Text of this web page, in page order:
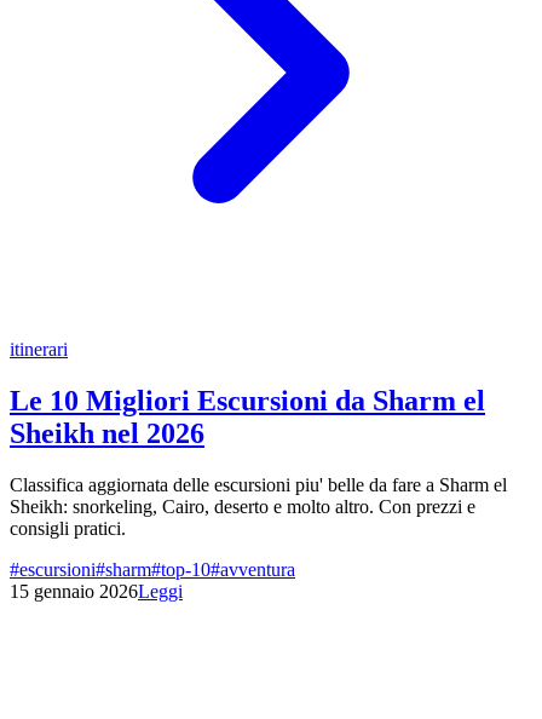
itinerari
Le 10 Migliori Escursioni da Sharm el
Sheikh nel 2026
Classifica aggiornata delle escursioni piu' belle da fare a Sharm el
Sheikh: snorkeling, Cairo, deserto e molto altro. Con prezzi e
consigli pratici.
#escursioni#sharm#top-10#avventura
15 gennaio 2026Leggi